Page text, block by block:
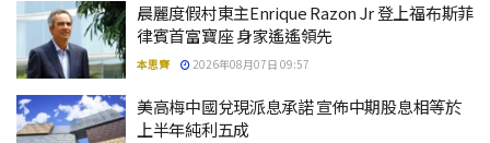
晨麗度假村東主Enrique Razon Jr 登上福布斯菲
律賓首富寶座 身家遙遙領先
本思齊 2026年08月07日 09:57
美高梅中國兌現派息承諾 宣佈中期股息相等於
上半年純利五成